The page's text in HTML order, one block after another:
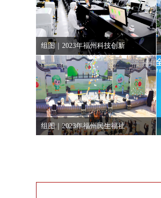
组图｜2023年福州科技创新
组图｜2023年福州民生福祉